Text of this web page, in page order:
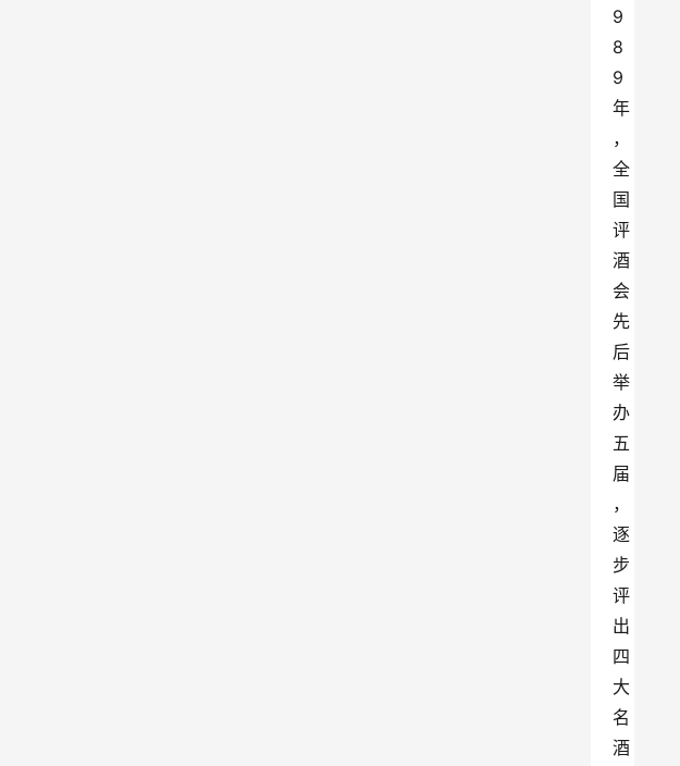
9
8
9
年
，
全
国
评
酒
会
先
后
举
办
五
届
，
逐
步
评
出
四
大
名
酒